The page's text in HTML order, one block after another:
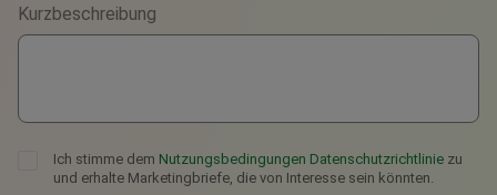
Telegram
Kurzbeschreibung
Ich stimme dem Nutzungsbedingungen Datenschutzrichtlinie zu
und erhalte Marketingbriefe, die von Interesse sein könnten.